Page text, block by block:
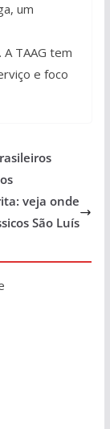
um
TAAG tem
e foco
veja onde
São Luís